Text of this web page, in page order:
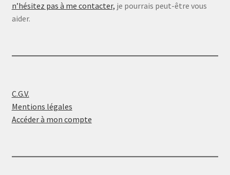
n’hésitez pas à me contacter, je pourrais peut-être vous
aider.
C.G.V.
Mentions légales
Accéder à mon compte